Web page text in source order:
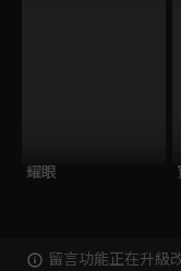
耀眼
留言功能正在升級